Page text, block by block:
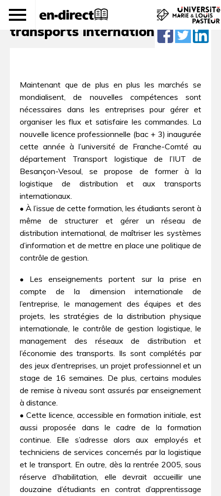
Logistique de distribution et
transports internationaux
Maintenant que de plus en plus les marchés se
mondialisent, de nouvelles compétences sont
nécessaires dans les entreprises pour gérer et
organiser les flux et satisfaire les commandes. La
nouvelle licence professionnelle (bac + 3) inaugurée
cette année à l’université de Franche-Comté au
département Transport logistique de l’IUT de
Besançon-Vesoul, se propose de former à la
logistique de distribution et aux transports
internationaux.
• À l’issue de cette formation, les étudiants seront à
même de structurer et gérer un réseau de
distribution international, de maîtriser les systèmes
d’information et de mettre en place une politique de
contrôle de gestion.
• Les enseignements portent sur la prise en
compte de la dimension internationale de
l’entreprise, le management des équipes et des
projets, les stratégies de la distribution physique
internationale, le contrôle de gestion logistique, le
management des réseaux de distribution et
l’économie des transports. Ils sont complétés par
des jeux d’entreprises, un projet professionnel et un
stage de 16 semaines. De plus, certains modules
de remise à niveau sont assurés par enseignement
à distance.
• Cette licence, accessible en formation initiale, est
aussi proposée dans le cadre de la formation
continue. Elle s’adresse alors aux employés et
techniciens de services concernés par la logistique
et le transport. En outre, dès la rentrée 2005, sous
réserve d’habilitation, elle devrait accueillir une
douzaine d’étudiants en contrat d’apprentissage